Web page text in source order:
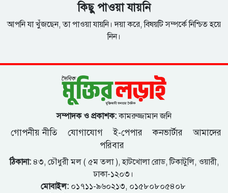
কিছু পাওয়া যায়নি
আপনি যা খুঁজছেন, তা পাওয়া যায়নি। দয়া করে, বিষয়টি সম্পর্কে নিশ্চিত হয়ে
নিন।
সম্পাদক ও প্রকাশক:কামরুজ্জামান জনি
গোপনীয় নীতি যোগাযোগ ই-পেপার কনভার্টার
আমাদের
পরিবার
ঠিকানা:৪৩, চৌধুরী মল ( ৫ম তলা ), হাটখোলা রোড, টিকাটুলি, ওয়ারী,
ঢাকা-১২০৩।
মোবাইল:০১৭১১-৯৬০২১৩, ০১৫৮০৮০৫৪০৮